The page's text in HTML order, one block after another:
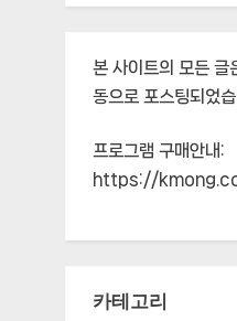
본 사이트의 모든 글
동으로 포스팅되었습
프로그램 구매안내:
https://
카테고리